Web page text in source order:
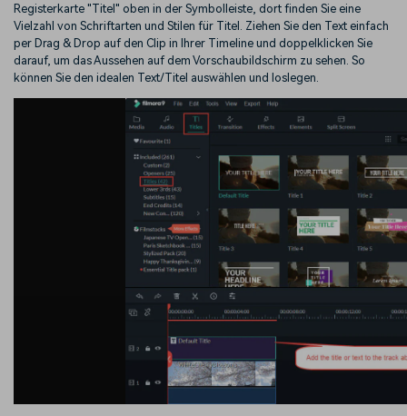
Registerkarte "Titel" oben in der Symbolleiste, dort finden Sie eine
Vielzahl von Schriftarten und Stilen für Titel. Ziehen Sie den Text einfach
per Drag & Drop auf den Clip in Ihrer Timeline und doppelklicken Sie
darauf, um das Aussehen auf dem Vorschaubildschirm zu sehen. So
können Sie den idealen Text/Titel auswählen und loslegen.